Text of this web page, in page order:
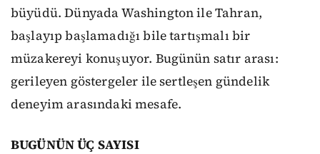
büyüdü. Dünyada Washington ile Tahran,
başlayıp başlamadığı bile tartışmalı bir
müzakereyi konuşuyor. Bugünün satır arası:
gerileyen göstergeler ile sertleşen gündelik
deneyim arasındaki mesafe.
BUGÜNÜN ÜÇ SAYISI